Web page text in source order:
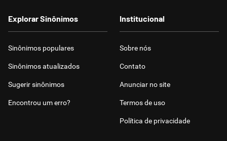
Explorar Sinônimos
Sinônimos populares
Sinônimos atualizados
Sugerir sinônimos
Encontrou um erro?
Institucional
Sobre nós
Contato
Anunciar no site
Termos de uso
Política de privacidade